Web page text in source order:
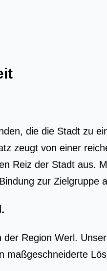
die die Stadt zu
zeugt von einer
Reiz der Stadt aus.
zur Zielgruppe
.
Region Werl.
maßgeschneiderte